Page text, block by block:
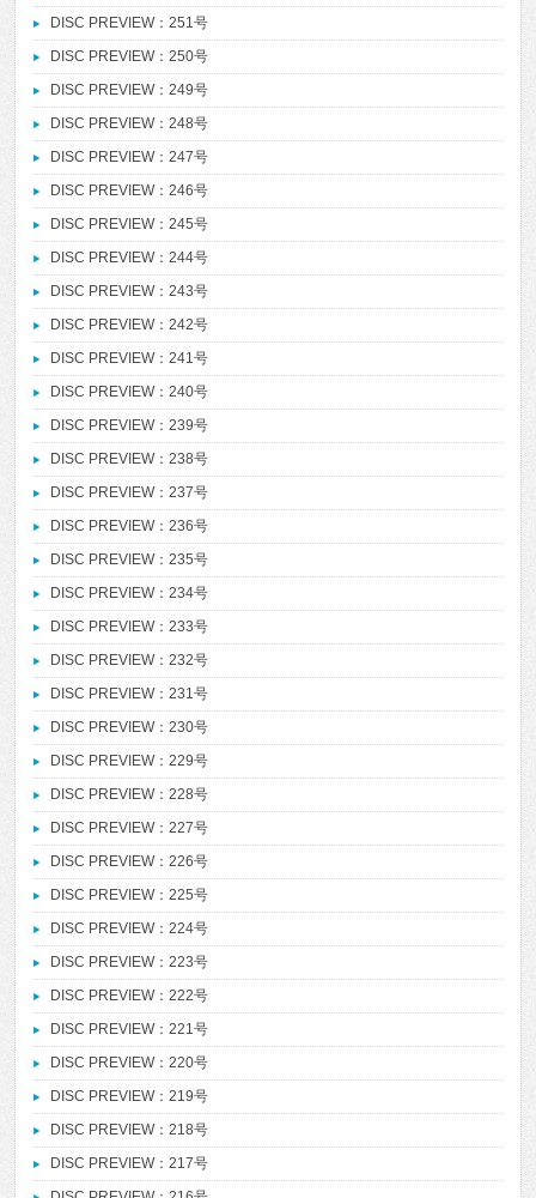
DISC PREVIEW：251号
DISC PREVIEW：250号
DISC PREVIEW：249号
DISC PREVIEW：248号
DISC PREVIEW：247号
DISC PREVIEW：246号
DISC PREVIEW：245号
DISC PREVIEW：244号
DISC PREVIEW：243号
DISC PREVIEW：242号
DISC PREVIEW：241号
DISC PREVIEW：240号
DISC PREVIEW：239号
DISC PREVIEW：238号
DISC PREVIEW：237号
DISC PREVIEW：236号
DISC PREVIEW：235号
DISC PREVIEW：234号
DISC PREVIEW：233号
DISC PREVIEW：232号
DISC PREVIEW：231号
DISC PREVIEW：230号
DISC PREVIEW：229号
DISC PREVIEW：228号
DISC PREVIEW：227号
DISC PREVIEW：226号
DISC PREVIEW：225号
DISC PREVIEW：224号
DISC PREVIEW：223号
DISC PREVIEW：222号
DISC PREVIEW：221号
DISC PREVIEW：220号
DISC PREVIEW：219号
DISC PREVIEW：218号
DISC PREVIEW：217号